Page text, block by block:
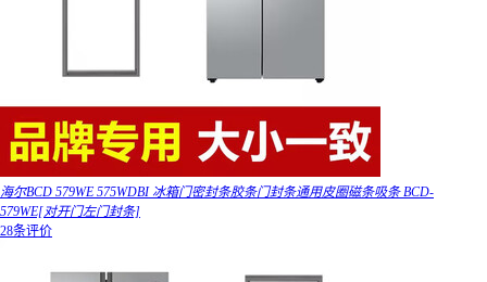
海尔BCD 579WE 575WDBI 冰箱门密封条胶条门封条通用皮圈磁条吸条 BCD-
579WE[对开门左门封条]
28条评价